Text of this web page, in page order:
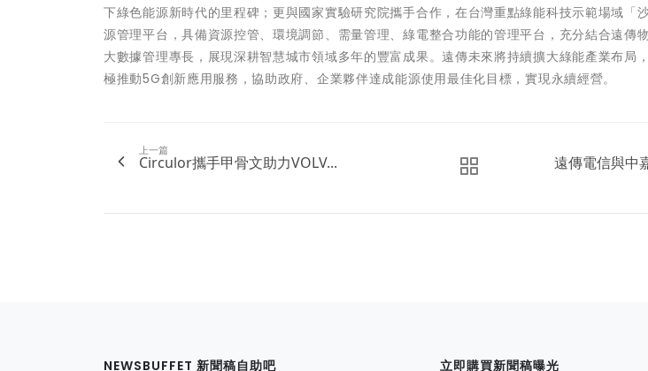
下綠色能源新時代的里程碑；更與國家實驗研究院攜手合作，在台灣重點綠能科技示範場域「
源管理平台，具備資源控管、環境調節、需量管理、綠電整合功能的管理平台，充分結合遠傳
大數據管理專長，展現深耕智慧城市領域多年的豐富成果。遠傳未來將持續擴大綠能產業布局
極推動5G創新應用服務，協助政府、企業夥伴達成能源使用最佳化目標，實現永續經營。
上一篇
Circulor攜手甲骨文助力VOLV...
遠傳電信與中
NEWSBUFFET 新聞稿自助吧 立即購買新聞稿曝光